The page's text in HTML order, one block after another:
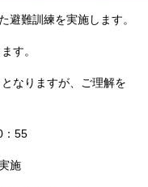
避難訓練を実施します。
す。
なりますが、ご理解を
：55
施